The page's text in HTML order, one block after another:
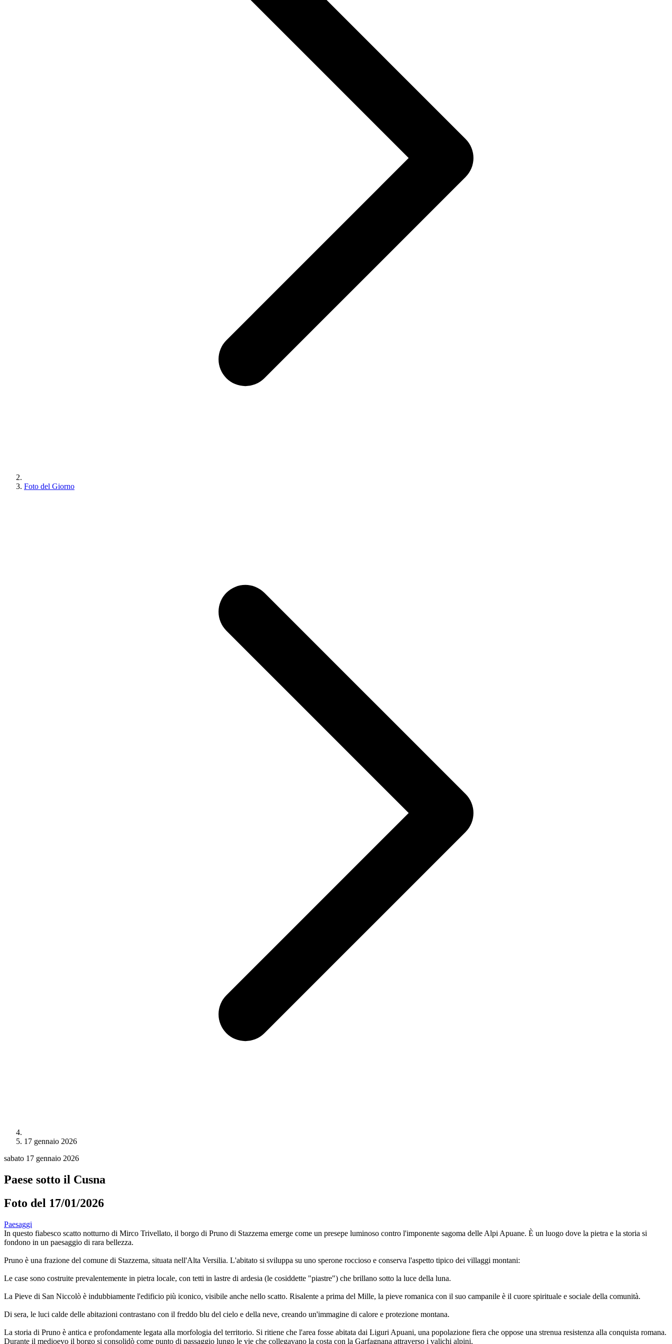
Foto del Giorno
17 gennaio 2026
sabato 17 gennaio 2026
Paese sotto il Cusna
Foto del 17/01/2026
Paesaggi
In questo fiabesco scatto notturno di Mirco Trivellato, il borgo di Pruno di Stazzema emerge come un presepe luminoso contro l'imponente sagoma delle Alpi Apuane. È un luogo dove la pietra e la storia si
fondono in un paesaggio di rara bellezza.
Pruno è una frazione del comune di Stazzema, situata nell'Alta Versilia. L'abitato si sviluppa su uno sperone roccioso e conserva l'aspetto tipico dei villaggi montani:
Le case sono costruite prevalentemente in pietra locale, con tetti in lastre di ardesia (le cosiddette "piastre") che brillano sotto la luce della luna.
La Pieve di San Niccolò è indubbiamente l'edificio più iconico, visibile anche nello scatto. Risalente a prima del Mille, la pieve romanica con il suo campanile è il cuore spirituale e sociale della comunità.
Di sera, le luci calde delle abitazioni contrastano con il freddo blu del cielo e della neve, creando un'immagine di calore e protezione montana.
La storia di Pruno è antica e profondamente legata alla morfologia del territorio. Si ritiene che l'area fosse abitata dai Liguri Apuani, una popolazione fiera che oppose una strenua resistenza alla conquista romana.
Durante il medioevo il borgo si consolidò come punto di passaggio lungo le vie che collegavano la costa con la Garfagnana attraverso i valichi alpini.